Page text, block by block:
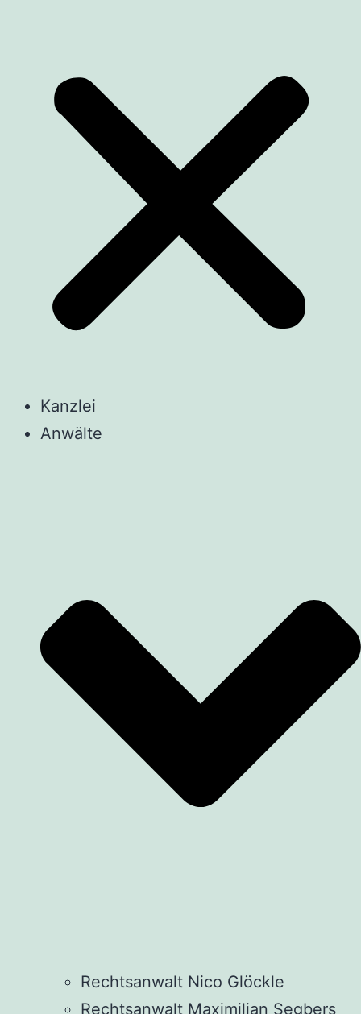
Kanzlei
Anwälte
Rechtsanwalt Nico Glöckle
Rechtsanwalt Maximilian Segbers